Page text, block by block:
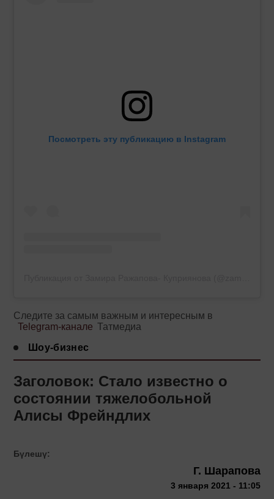
Посмотреть эту публикацию в Instagram
Следите за самым важным и интересным в
Telegram-канале Татмедиа
Шоу-бизнес
Заголовок: Стало известно о
состоянии тяжелобольной
Алисы Фрейндлих
Бүлешү:
Г. Шарапова
3 января 2021 - 11:05